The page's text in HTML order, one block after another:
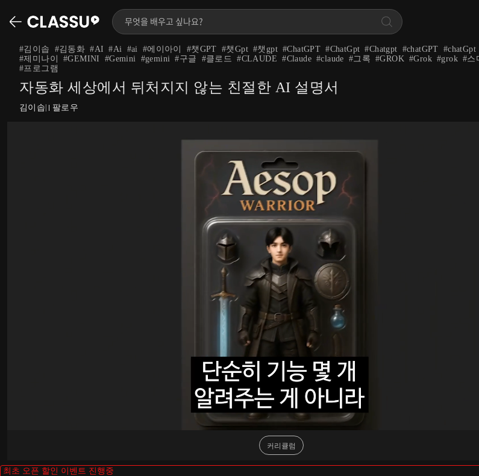
#김이솝 #김동화 #AI #Ai #ai #에이아이 #챗GPT #챗Gpt #챗gpt #ChatGPT #ChatGpt #Chatgpt #chatGPT #chatGpt
#제미나이 #GEMINI #Gemini #gemini #구글 #클로드 #CLAUDE #Claude #claude #그록 #GROK #Grok #grok #스
#프로그램
자동화 세상에서 뒤처지지 않는 친절한 AI 설명서
김이솝 팔로우
커리큘럼
최초 오픈 할인 이벤트 진행중